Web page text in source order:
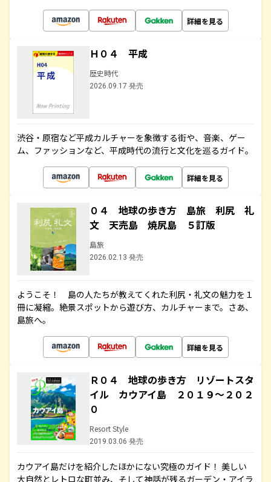
詳細を見る
Ｈ０４ 平成
歴史時代
2026.09.17 発売
渋谷・原宿など平成カルチャーを象徴する街や、音楽、ゲー
ム、ファッションなど、平成時代の流行と文化を巡るガイド。
詳細を見る
０４ 地球の歩き方 島旅 利尻 礼
文 天売島 焼尻島 ５訂版
島旅
2026.02.13 発売
ようこそ！ 島の人たちが教えてくれた利尻・礼文の魅力を１
冊に凝縮。絶景スポットから遊び方、カルチャーまで。さあ、
島旅へ。
詳細を見る
Ｒ０４ 地球の歩き方 リゾートスタ
イル カウアイ島 ２０１９～２０２
０
Resort Style
2019.03.06 発売
カウアイ島だけを紹介したほかにない究極のガイド！ 美しい
大自然とレトロな町並み、そして神話が残るガーデン・アイラ